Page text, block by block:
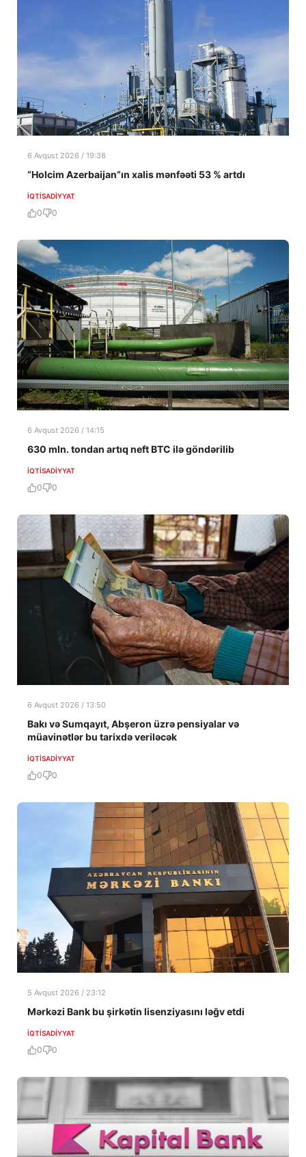
6 Avqust 2026 / 19:38
“Holcim Azerbaijan”ın xalis mənfəəti 53 % artdı
İQTISADIYYAT
0 0
6 Avqust 2026 / 14:15
630 mln. tondan artıq neft BTC ilə göndərilib
İQTISADIYYAT
0 0
6 Avqust 2026 / 13:50
Bakı və Sumqayıt, Abşeron üzrə pensiyalar və
müavinətlər bu tarixdə veriləcək
İQTISADIYYAT
0 0
5 Avqust 2026 / 23:12
Mərkəzi Bank bu şirkətin lisenziyasını ləğv etdi
İQTISADIYYAT
0 0